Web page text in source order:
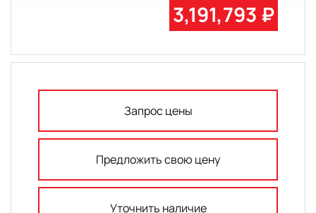
3,191,793 ₽
Запрос цены
Предложить свою цену
Уточнить наличие